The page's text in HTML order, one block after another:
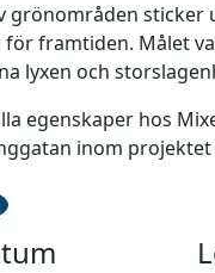
grönområden sticker
framtiden. Målet
lyxen och
egenskaper hos
inom